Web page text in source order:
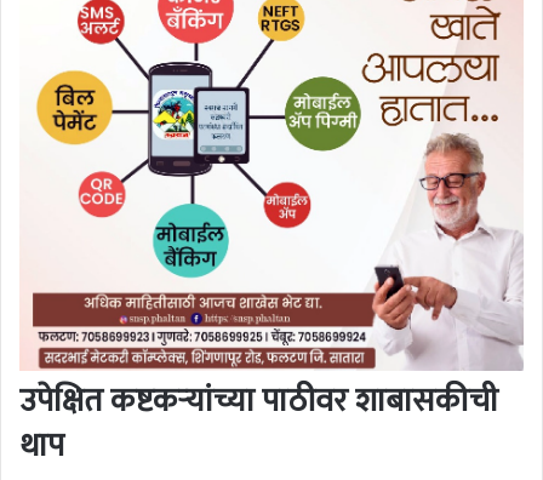
उपेक्षित कष्टकऱ्यांच्या पाठीवर शाबासकीची
थाप